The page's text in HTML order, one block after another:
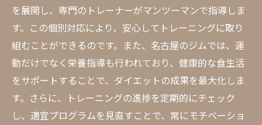
を展開し、専門のトレーナーがマンツーマンで指導しま
す。この個別対応により、安心してトレーニングに取り
組むことができるのです。また、名古屋のジムでは、運
動だけでなく栄養指導も行われており、健康的な食生活
をサポートすることで、ダイエットの成果を最大化しま
す。さらに、トレーニングの進捗を定期的にチェック
し、適宜プログラムを見直すことで、常にモチベーショ